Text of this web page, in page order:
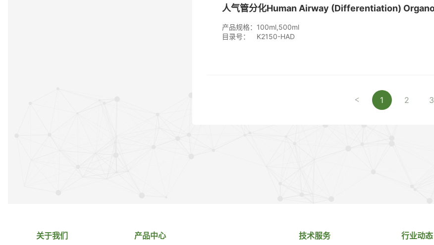
产品规格： 100ml,500ml
目录号：
K2150-HAD
< 1 2 3
关于我们 产品中心 技术服务 行业动态